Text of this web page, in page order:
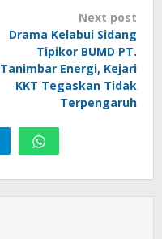
Next post
Drama Kelabui Sidang
Tipikor BUMD PT.
Tanimbar Energi, Kejari
KKT Tegaskan Tidak
Terpengaruh